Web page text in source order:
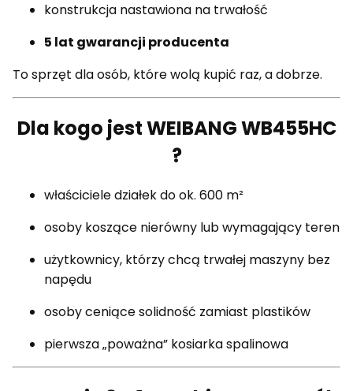
konstrukcja nastawiona na trwałość
5 lat gwarancji producenta
To sprzęt dla osób, które wolą kupić raz, a dobrze.
Dla kogo jest WEIBANG WB455HC
?
właściciele działek do ok. 600 m²
osoby koszące nierówny lub wymagający teren
użytkownicy, którzy chcą trwałej maszyny bez
napędu
osoby ceniące solidność zamiast plastików
pierwsza „poważna” kosiarka spalinowa